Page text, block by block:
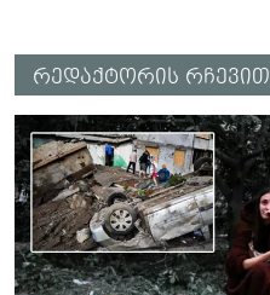
რედაქტორის რჩევით